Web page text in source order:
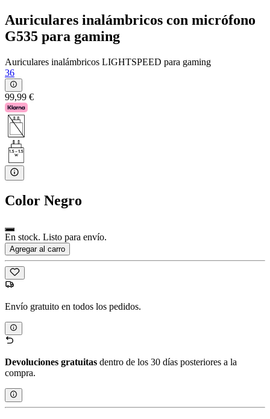
Auriculares inalámbricos con micrófono
G535 para gaming
Auriculares inalámbricos LIGHTSPEED para gaming
36
99,99 €
Color Negro
En stock. Listo para envío.
Agregar al carro
Envío gratuito en todos los pedidos.
Devoluciones gratuitas dentro de los 30 días posteriores a la
compra.